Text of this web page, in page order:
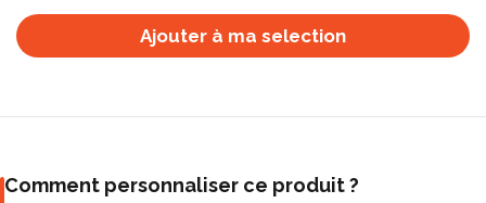
Ajouter à ma selection
Comment personnaliser ce produit ?